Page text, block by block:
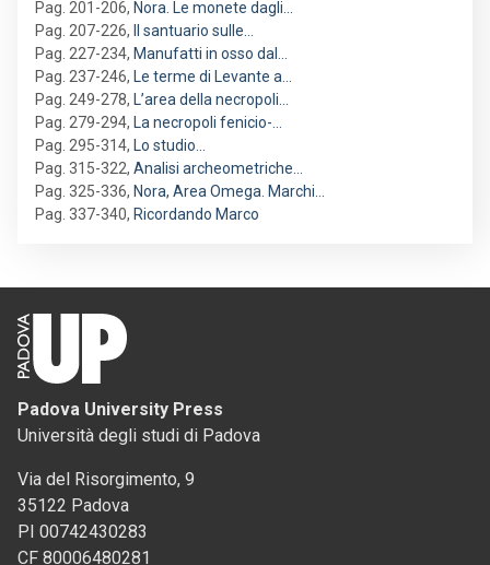
Pag. 201-206, Nora. Le monete dagli…
Pag. 207-226,
Il santuario sulle…
Pag. 227-234, Manufatti in osso dal…
Pag. 237-246, Le terme di Levante a…
Pag. 249-278, L’area della necropoli…
Pag. 279-294, La necropoli fenicio-…
Pag. 295-314, Lo studio…
Pag. 315-322, Analisi archeometriche…
Pag. 325-336, Nora, Area Omega. Marchi…
Pag. 337-340, Ricordando Marco
Padova University Press
Università degli studi di Padova
Via del Risorgimento, 9
35122 Padova
PI 00742430283
CF 80006480281